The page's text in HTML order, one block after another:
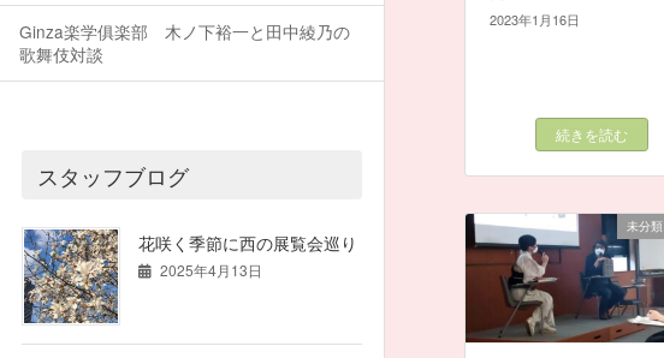
Ginza楽学俱楽部 木ノ下裕一と田中綾乃の
歌舞伎対談
スタッフブログ
花咲く季節に西の展覧会巡り
2025年4月13日
2023年1月16日
続きを読む
未分類